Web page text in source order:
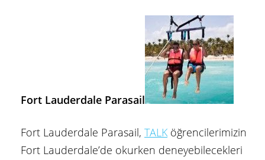
Fort Lauderdale Parasail
Fort Lauderdale Parasail, TALKöğrencilerimizin
Fort Lauderdale’de okurken deneyebilecekleri